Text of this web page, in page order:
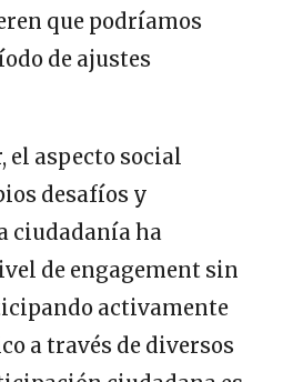
que podríamos
de ajustes
el aspecto social
desafíos y
ciudadanía ha
de engagement sin
activamente
a través de diversos